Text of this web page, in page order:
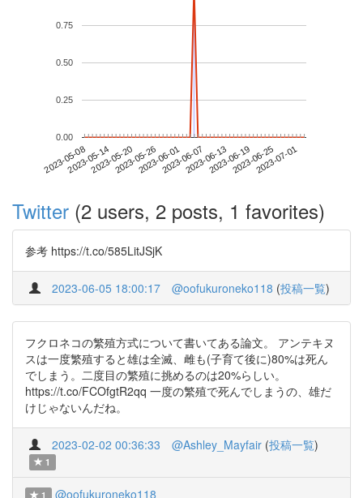
2023-05-082023-05-142023-05-202023-05-262023-06-012023-06-072023-06-132023-06-192023-06-252023-07-01
0.00
0.25
0.50
0.75
Twitter (2 users, 2 posts, 1 favorites)
参考 https://t.co/585LitJSjK
2023-06-05 18:00:17 @oofukuroneko118 (投稿一覧)
フクロネコの繁殖方式について書いてある論文。 アンテキヌ
スは一度繁殖すると雄は全滅、雌も(子育て後に)80%は死ん
でしまう。二度目の繁殖に挑めるのは20%らしい。
https://t.co/FCOfgtR2qq 一度の繁殖で死んでしまうの、雄だ
けじゃないんだね。
2023-02-02 00:36:33 @Ashley_Mayfair (投稿一覧)
1
1 @oofukuroneko118